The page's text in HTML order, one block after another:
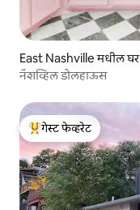
East Nashville मधील घर
नॅशव्हिल डोलहाऊस
टॉप गेस्ट फेव्हरेट
गेस्ट फेव्हरेट